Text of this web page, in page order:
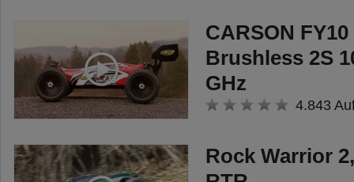
CARSON
Brushless 2S
GHz
4.843
Rock Warrior